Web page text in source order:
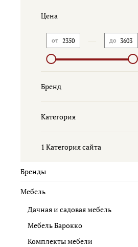
Цена
от до
Бренд
Категория
1 Категория сайта
Бренды
Мебель
Дачная и садовая мебель
Мебель Барокко
Комплекты мебели